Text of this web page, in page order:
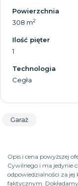
Powierzchnia
308 m2
Ilość pięter
1
Technologia
Cegła
Garaż
Opis i cena powyższej
Cywilnego i ma jedynie
odpowiedzialności za
faktycznym.